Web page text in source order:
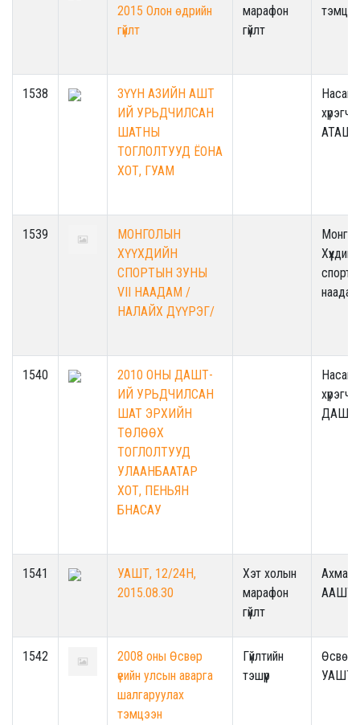
2015 Олон өдрийн
гүйлт
марафон
гүйлт
1538
ЗҮҮН АЗИЙН АШТ
ИЙ УРЬДЧИЛСАН
ШАТНЫ
ТОГЛОЛТУУД ЁОНА
ХОТ, ГУАМ
Насанд
АТАШТ
1539
МОНГОЛЫН
ХҮҮХДИЙН
СПОРТЫН ЗУНЫ
VII НААДАМ /
НАЛАЙХ ДҮҮРЭГ/
Хүүхдийн
наадам
1540
2010 ОНЫ ДАШТ-
ИЙ УРЬДЧИЛСАН
ШАТ ЭРХИЙН
ТӨЛӨӨХ
ТОГЛОЛТУУД
УЛААНБААТАР
ХОТ, ПЕНЬЯН
БНАСАУ
Насанд
ДАШТ
1541
УАШТ, 12/24H,
2015.08.30
Хэт холын
марафон
гүйлт
ААШТ
1542
2008 оны Өсвөр
үеийн улсын аварга
шалгаруулах
тэмцээн
Гүйлтийн
тэшүүр
УАШТ